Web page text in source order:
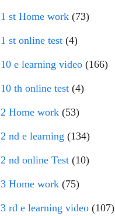
1 st Home work (73)
1 st online test (4)
10 e learning video (166)
10 th online test (4)
2 Home work (53)
2 nd e learning (134)
2 nd online Test (10)
3 Home work (75)
3 rd e learning video (107)